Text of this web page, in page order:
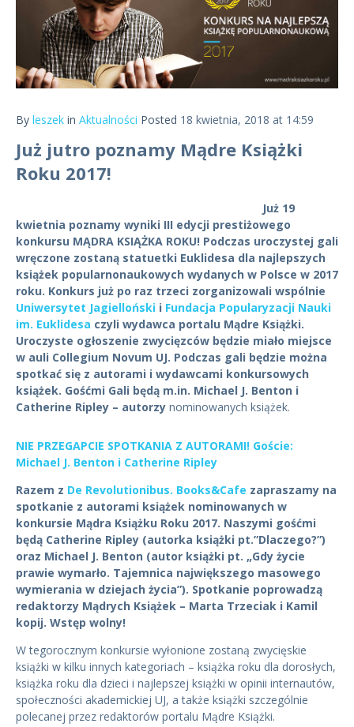
By leszek in Aktualności Posted 18 kwietnia, 2018 at 14:59
Już jutro poznamy Mądre Książki
Roku 2017!
Już 19
kwietnia poznamy wyniki III edycji prestiżowego
konkursu MĄDRA KSIĄŻKA ROKU! Podczas uroczystej gali
wręczone zostaną statuetki Euklidesa dla najlepszych
książek popularnonaukowych wydanych w Polsce w 2017
roku. Konkurs już po raz trzeci zorganizowali wspólnie
Uniwersytet Jagielloński i Fundacja Popularyzacji Nauki
im. Euklidesa czyli wydawca portalu Mądre Książki.
Uroczyste ogłoszenie zwycięzców będzie miało miejsce
w auli Collegium Novum UJ. Podczas gali będzie można
spotkać się z autorami i wydawcami konkursowych
książek. Gośćmi Gali będą m.in. Michael J. Benton i
Catherine Ripley – autorzy nominowanych książek.
NIE PRZEGAPCIE SPOTKANIA Z AUTORAMI! Goście:
Michael J. Benton i Catherine Ripley
Razem z De Revolutionibus. Books&Cafe zapraszamy na
spotkanie z autorami książek nominowanych w
konkursie Mądra Książku Roku 2017. Naszymi gośćmi
będą Catherine Ripley (autorka książki pt.”Dlaczego?”)
oraz Michael J. Benton (autor książki pt. „Gdy życie
prawie wymarło. Tajemnica największego masowego
wymierania w dziejach życia”). Spotkanie poprowadzą
redaktorzy Mądrych Książek – Marta Trzeciak i Kamil
kopij. Wstęp wolny!
W tegorocznym konkursie wyłonione zostaną zwycięskie
książki w kilku innych kategoriach – książka roku dla dorosłych,
książka roku dla dzieci i najlepszej książki w opinii internautów,
społeczności akademickiej UJ, a także książki szczególnie
polecanej przez redaktorów portalu Mądre Książki.